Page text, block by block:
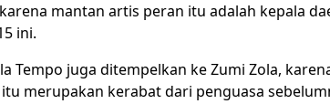
mantan artis peran itu adalah kepala
ini.
Tempo juga ditempelkan ke Zumi Zola,
merupakan kerabat dari penguasa